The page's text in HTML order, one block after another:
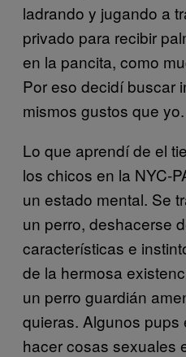
ladrando y jugando a
privado para recibir
en la pancita, como
Por eso decidí buscar
mismos gustos que yo.
Lo que aprendí de el
los chicos en la NYC-
un estado mental. Se
un perro, deshacerse
características e
de la hermosa
un perro guardián
quieras. Algunos
hacer cosas sexuales